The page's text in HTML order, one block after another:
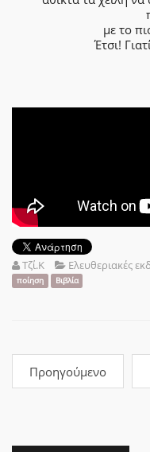
με το
Έτσι!
Τζί.Κ Ελευθεριακές
ποίηση Βιβλία
Προηγούμενο